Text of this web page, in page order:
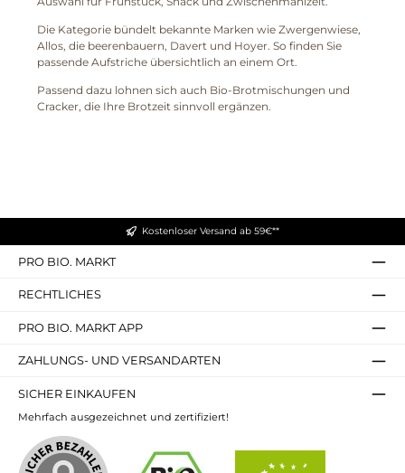
Die Kategorie bündelt bekannte Marken wie Zwergenwiese,
Allos, die beerenbauern, Davert und Hoyer. So finden Sie
passende Aufstriche übersichtlich an einem Ort.
Passend dazu lohnen sich auch Bio-Brotmischungen und
Cracker, die Ihre Brotzeit sinnvoll ergänzen.
Kostenloser Versand ab 59€**
PRO BIO. MARKT
RECHTLICHES
PRO BIO. MARKT APP
ZAHLUNGS- UND VERSANDARTEN
SICHER EINKAUFEN
Mehrfach ausgezeichnet und zertifiziert!